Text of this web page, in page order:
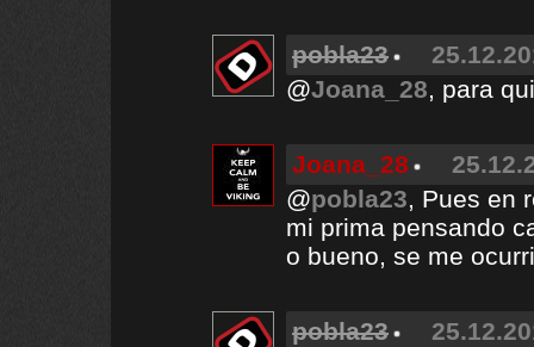
pobla23
@Joana_28, para
Joana_28
@pobla23, Pues en
mi prima pensando
o bueno, se me
pobla23